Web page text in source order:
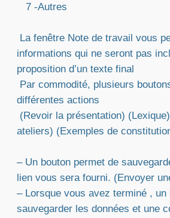
7 -Autres
La fenêtre Note de travail vous
informations qui ne seront pas
proposition d’un texte final
Par commodité, plusieurs
différentes actions
(Revoir la présentation) (Lexique
ateliers) (Exemples de
– Un bouton permet de
lien vous sera fourni. (Envoyer
– Lorsque vous avez terminé , un
sauvegarder les données et une